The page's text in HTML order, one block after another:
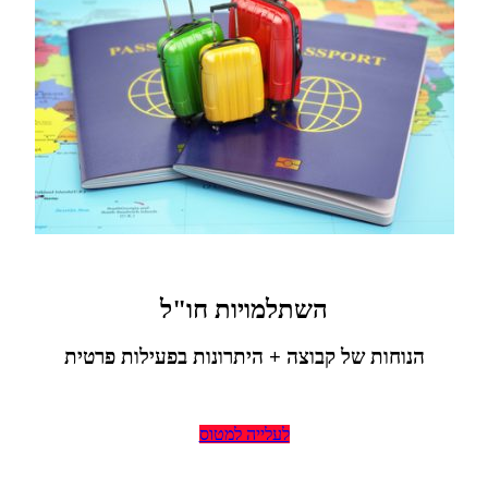
השתלמויות חו"ל
הנוחות של קבוצה + היתרונות בפעילות פרטית
לעלייה למטוס